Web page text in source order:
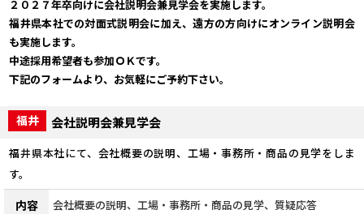
２０２７年卒向けに会社説明会兼見学会を実施します。
福井県本社での対面式説明会に加え、遠方の方向けにオンライン説明会
も実施します。
中途採用希望者も参加ＯＫです。
下記のフォームより、お気軽にご予約下さい。
福井 会社説明会兼見学会
福井県本社にて、会社概要の説明、工場・事務所・商品の見学をしま
す。
内容 会社概要の説明、工場・事務所・商品の見学、質疑応答